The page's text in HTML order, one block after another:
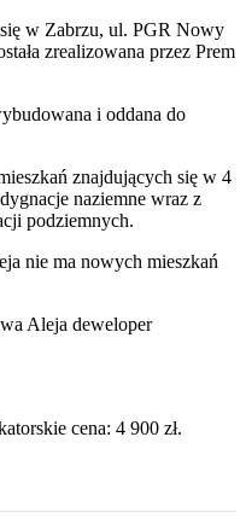
w Zabrzu, ul. PGR Nowy
zrealizowana przez Prem
i oddana do
znajdujących się w 4
naziemne wraz z
podziemnych.
nie ma nowych mieszkań
Aleja deweloper
cena: 4 900 zł.